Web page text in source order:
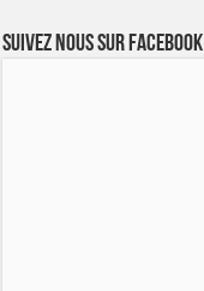
Suivez nous sur Facebook